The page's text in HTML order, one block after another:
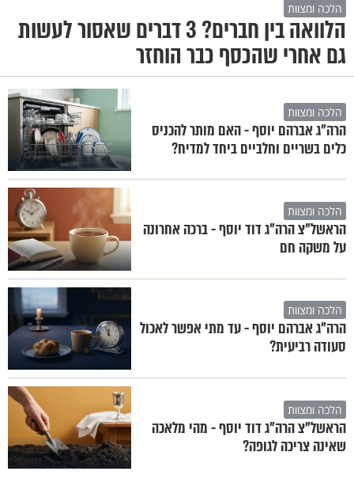
הלכה ומצוות
הלוואה בין חברים? 3 דברים שאסור לעשות
גם אחרי שהכסף כבר הוחזר
הלכה ומצוות
הרה"ג אברהם יוסף - האם מותר להכניס
כלים בשריים וחלביים ביחד למדיח?
הלכה ומצוות
הראשל"צ הרה"ג דוד יוסף - ברכה אחרונה
על משקה חם
הלכה ומצוות
הרה"ג אברהם יוסף - עד מתי אפשר לאכול
סעודה רביעית?
הלכה ומצוות
הראשל"צ הרה"ג דוד יוסף - מהי מלאכה
שאינה צריכה לגופה?